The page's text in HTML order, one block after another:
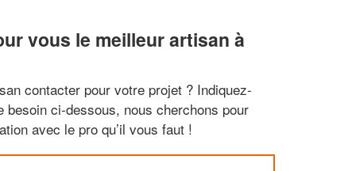
vous le meilleur artisan à
contacter pour votre projet ? Indiquez-
besoin ci-dessous, nous cherchons pour
avec le pro qu’il vous faut !